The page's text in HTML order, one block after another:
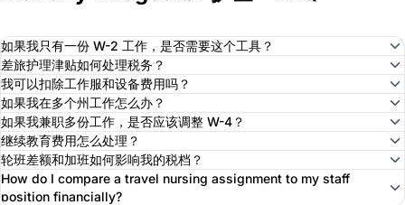
如果我只有一份 W-2 工作，是否需要这个工具？
差旅护理津贴如何处理税务？
我可以扣除工作服和设备费用吗？
如果我在多个州工作怎么办？
如果我兼职多份工作，是否应该调整 W-4？
继续教育费用怎么处理？
轮班差额和加班如何影响我的税档？
How do I compare a travel nursing assignment to my staff
position financially?